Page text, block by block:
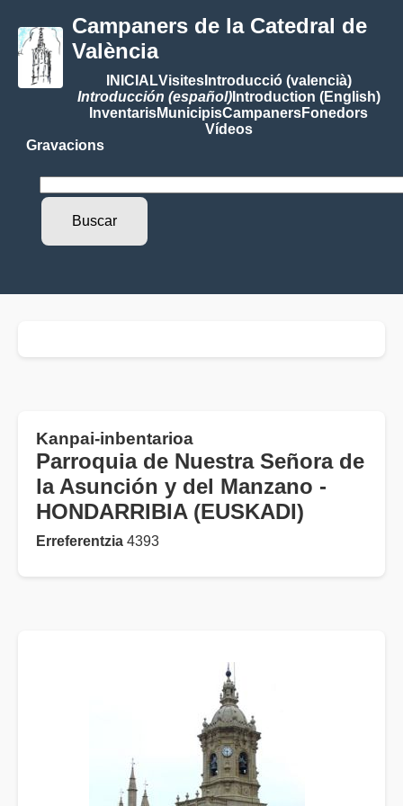
Campaners de la Catedral de
València
INICIALVisitesIntroducció (valencià)
Introducción (español)Introduction (English)
InventarisMunicipisCampanersFonedors
Vídeos
Gravacions
Kanpai-inbentarioa
Parroquia de Nuestra Señora de
la Asunción y del Manzano -
HONDARRIBIA (EUSKADI)
Erreferentzia 4393